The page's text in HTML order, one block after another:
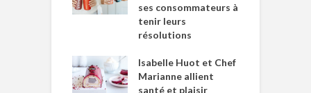
ses consommateurs à
tenir leurs
résolutions
Isabelle Huot et Chef
Marianne allient
santé et plaisir